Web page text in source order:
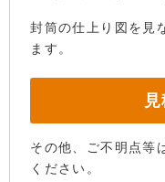
封筒の仕上り図を見
ます。
その他、ご不明点等
ください。